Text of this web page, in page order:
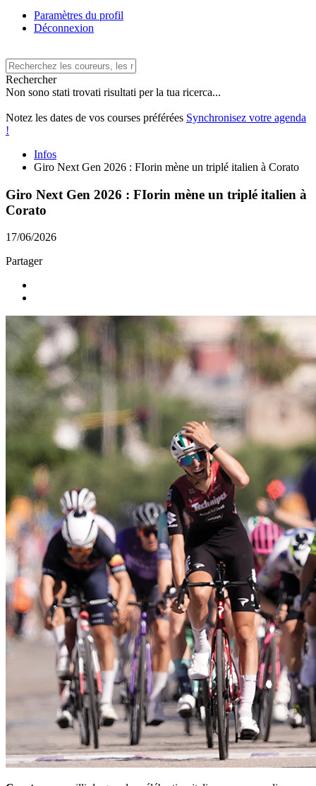
Paramètres du profil
Déconnexion
Rechercher
Non sono stati trovati risultati per la tua ricerca...
Notez les dates de vos courses préférées Synchronisez votre agenda
!
Infos
Giro Next Gen 2026 : FIorin mène un triplé italien à Corato
Giro Next Gen 2026 : FIorin mène un triplé italien à
Corato
17/06/2026
Partager